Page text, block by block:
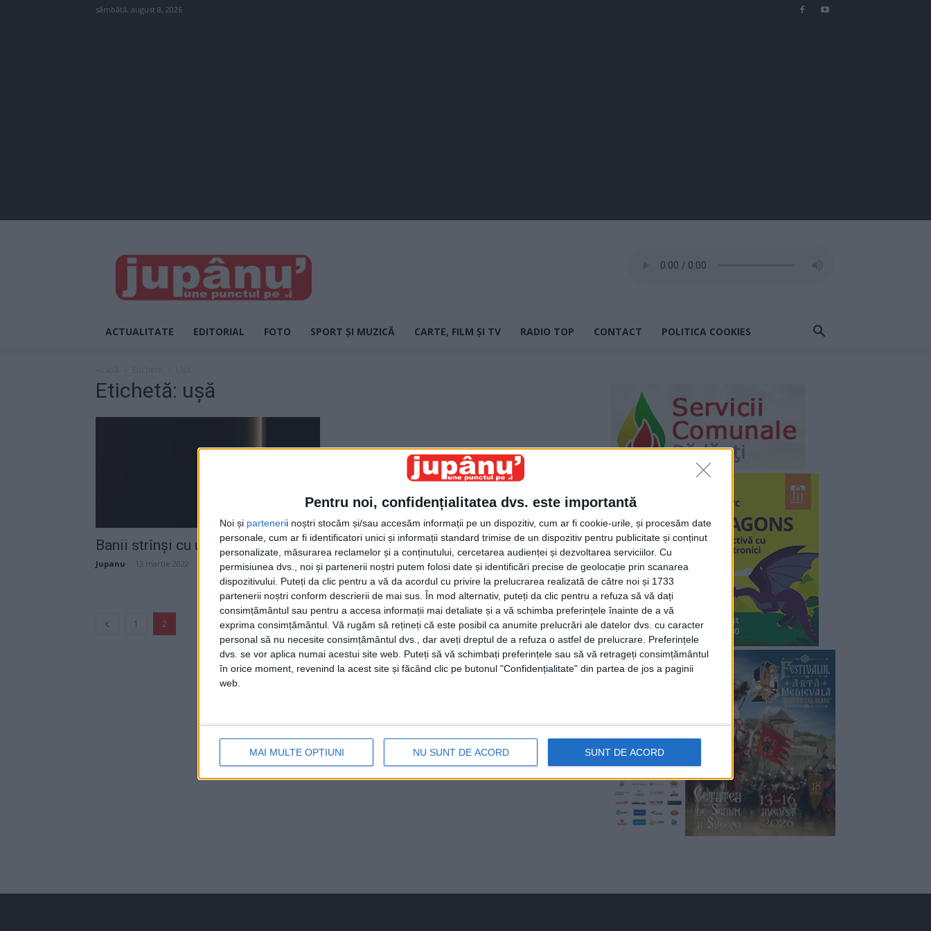
Pentru noi, confidențialitatea dvs. este importantă
Noi și partenerii noștri stocăm și/sau accesăm informații pe un dispozitiv, cum ar fi cookie-urile, și procesăm date
personale, cum ar fi identificatori unici și informații standard trimise de un dispozitiv pentru publicitate și conținut
personalizate, măsurarea reclamelor și a conținutului, cercetarea audienței și dezvoltarea serviciilor. Cu
permisiunea dvs., noi și partenerii noștri putem folosi date și identificări precise de geolocație prin scanarea
dispozitivului. Puteți da clic pentru a vă da acordul cu privire la prelucrarea realizată de către noi și 1733
partenerii noștri conform descrierii de mai sus. În mod alternativ, puteți da clic pentru a refuza să vă dați
consimțământul sau pentru a accesa informații mai detaliate și a vă schimba preferințele înainte de a vă
exprima consimțământul. Vă rugăm să rețineți că este posibil ca anumite prelucrări ale datelor dvs. cu caracter
personal să nu necesite consimțământul dvs., dar aveți dreptul de a refuza o astfel de prelucrare. Preferințele
dvs. se vor aplica numai acestui site web. Puteți să vă schimbați preferințele sau să vă retrageți consimțământul
în orice moment, revenind la acest site și făcând clic pe butonul "Confidențialitate" din partea de jos a paginii
web.
MAI MULTE OPȚIUNI NU SUNT DE ACORD SUNT DE ACORD
sâmbătă, august 8, 2026
JUPÂNU'
ACTUALITATE EDITORIAL FOTO SPORT ȘI MUZICĂ CARTE, FILM ȘI TV RADIO TOP CONTACT POLITICA COOKIES
Etichetă: ușă
Banii strînși cu ușa
Jupanu 13 martie 2022
1 2 Pagina 2 din 2